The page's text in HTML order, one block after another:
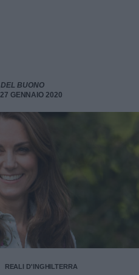
BUONO
GENNAIO 2020
REALI D'INGHILTERRA